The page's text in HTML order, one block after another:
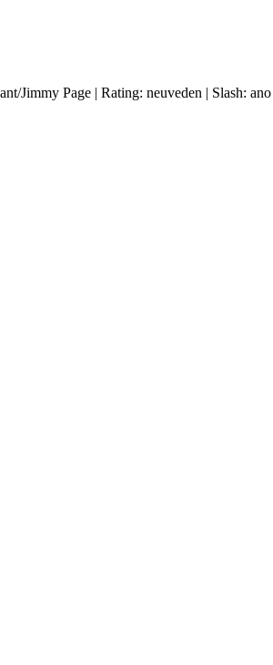
Jimmy Page | Rating: neuveden | Slash: